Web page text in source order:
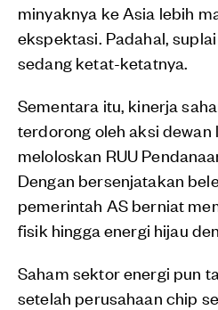
minyaknya ke Asia lebih
ekspektasi. Padahal,
sedang ketat-ketatnya.
Sementara itu, kinerja
terdorong oleh aksi dewan
meloloskan RUU
Dengan bersenjatakan
pemerintah AS berniat
fisik hingga energi hijau
Saham sektor energi pun
setelah perusahaan chip